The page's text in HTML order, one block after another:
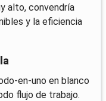
alto, convendría
y la eficiencia
en-uno en blanco
flujo de trabajo.